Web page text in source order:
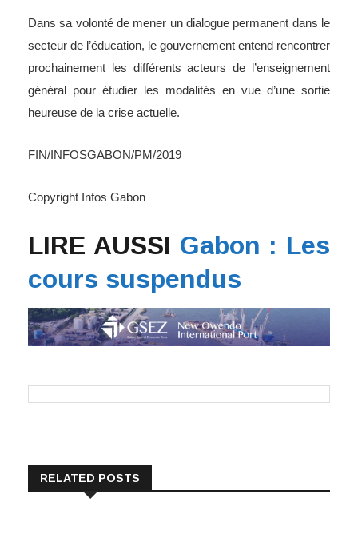
Dans sa volonté de mener un dialogue permanent dans le
secteur de l’éducation, le gouvernement entend rencontrer
prochainement les différents acteurs de l’enseignement
général pour étudier les modalités en vue d’une sortie
heureuse de la crise actuelle.
FIN/INFOSGABON/PM/2019
Copyright Infos Gabon
LIRE AUSSI Gabon : Les
cours suspendus
RELATED POSTS